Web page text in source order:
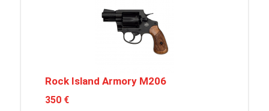
Rock Island Armory M206
350 €